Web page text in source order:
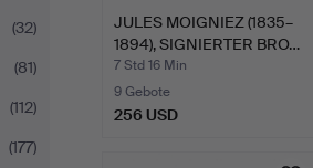
(32)
(81)
(112)
(177)
JULES MOIGNIEZ (1835–
1894), SIGNIERTER BRO…
7 Std 16 Min
9 Gebote
256 USD